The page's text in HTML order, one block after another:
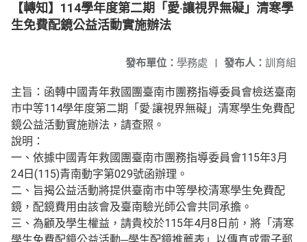
【轉知】114學年度第二期「愛‧讓視界無礙」清寒學
生免費配鏡公益活動實施辦法
發布人： 訓育組
發布單位： 學務處 |
主旨：函轉中國青年救國團臺南市團務指導委員會檢送臺南
市中等114學年度第二期「愛‧讓視界無礙」清寒學生免費配
鏡公益活動實施辦法，請查照。
說明：
一、依據中國青年救國團臺南市團務指導委員會115年3月
24日(115)青南動字第029號函辦理。
二、旨揭公益活動將提供臺南市中等學校清寒學生免費配
鏡，配鏡費用由該會及臺南驗光師公會共同承擔。
三、為顧及學生權益，請貴校於115年4月8日前，將「清寒